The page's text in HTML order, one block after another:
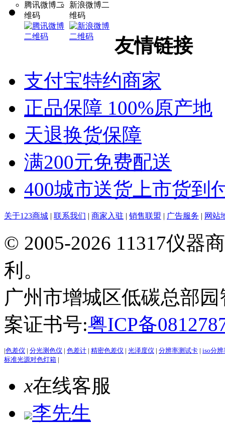
腾讯微博二
维码
新浪微博二
维码
友情链接
支付宝特约商家
正品保障 100%原产地
天退换货保障
满200元免费配送
400城市送货上市货到
关于123商城 | 联系我们 | 商家入驻 | 销售联盟 | 广告服务 | 网站
© 2005-2026 11317仪器
利。
广州市增城区低碳总部
案证书号:粤ICP备
|色差仪 | 分光测色仪 | 色差计 | 精密色差仪 | 光泽度仪 | 分辨率测试卡 | iso分
标准光源对色灯箱 |
x在线客服
李先生